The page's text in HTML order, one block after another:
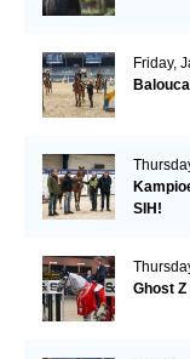
Friday,
SIH!
Ghost